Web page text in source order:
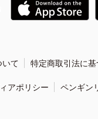
て 特定商取引法に
アポリシー ペンギン